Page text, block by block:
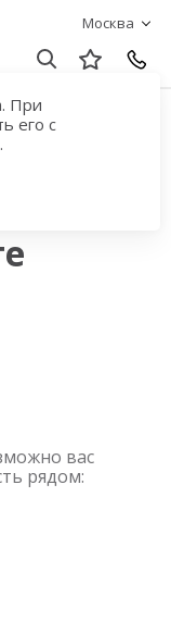
Москва
При
его с
в
с
вас
рядом: